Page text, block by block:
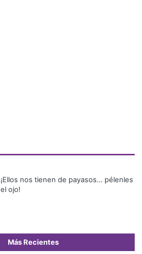
¡Ellos nos tienen de payasos… pélenles
el ojo!
Más Recientes